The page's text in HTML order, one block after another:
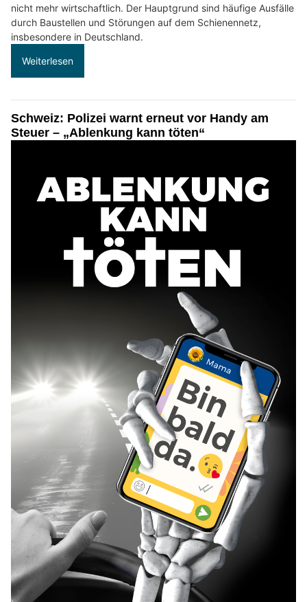
nicht mehr wirtschaftlich. Der Hauptgrund sind häufige Ausfälle
durch Baustellen und Störungen auf dem Schienennetz,
insbesondere in Deutschland.
Weiterlesen
Schweiz: Polizei warnt erneut vor Handy am
Steuer – „Ablenkung kann töten“